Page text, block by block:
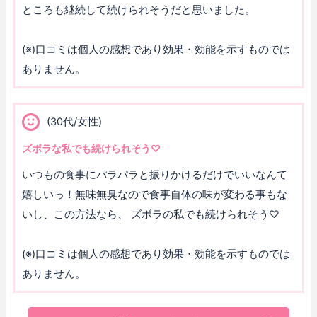
ところも継続して続けられそうだと思いました。
(※)口コミは個人の感想であり効果・効能を示すものでは
ありません。
(30代/女性)
ズボラな私でも続けられそう♡
いつもの食事にパラパラと振りかけるだけでいいなんて
嬉しいっ！無味無臭なので食事自体の味が変わる事もな
いし、この方法なら、 ズボラの私でも続けられそう♡
(※)口コミは個人の感想であり効果・効能を示すものでは
ありません。